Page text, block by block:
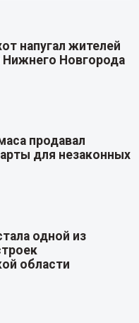
напугал жителей
Нижнего Новгорода
продавал
для незаконных
одной из
области